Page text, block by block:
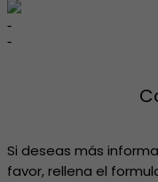
-
-
Si deseas más
favor, rellena el